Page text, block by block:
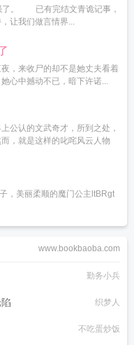
了。 已有完结文青诡记事，
让我们做言情界...
，来收尸的却不是她丈夫看着
心中撼动不已，暗下许诺...
公认的文武奇才，所到之处，
，就是这样的叱咤风云人物
，美丽柔顺的魔门公主ltBRgt
www.bookbaoba.com
勤务小兵
织梦人
不吃蛋炒饭